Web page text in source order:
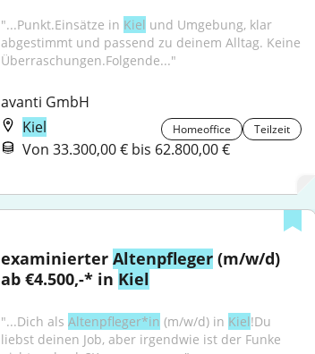
"...Punkt.Einsätze in Kiel und Umgebung, klar
abgestimmt und passend zu deinem Alltag. Keine
Überraschungen.Folgende..."
avanti GmbH
Kiel
Homeoffice Teilzeit
Von 33.300,00 € bis 62.800,00 €
examinierter Altenpfleger (m/w/d)
ab €4.500,-* in Kiel
"...Dich als Altenpfleger*in (m/w/d) in Kiel!Du
liebst deinen Job, aber irgendwie ist der Funke